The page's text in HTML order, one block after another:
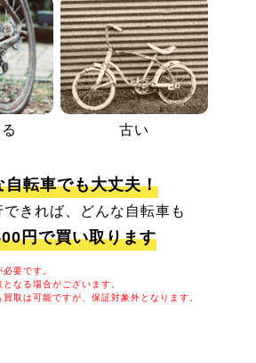
古い
自転車でも大丈夫！
きれば、どんな自転車も
円で買い取ります
要です。
なる場合がございます。
取は可能ですが、保証対象外となります。